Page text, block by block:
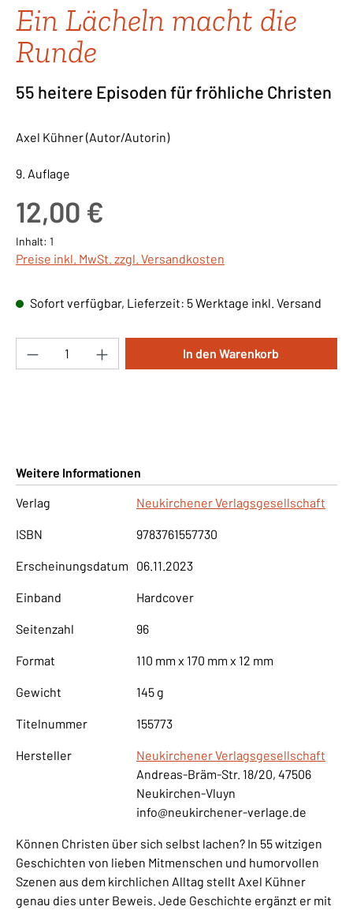
Ein Lächeln macht die
Runde
55 heitere Episoden für fröhliche Christen
Axel Kühner (Autor/Autorin)
9. Auflage
12,00 €
Inhalt: 1
Preise inkl. MwSt. zzgl. Versandkosten
Sofort verfügbar, Lieferzeit: 5 Werktage inkl. Versand
Produkt Anzahl: Gib den gewünschten
In den Warenkorb
Weitere Informationen
Verlag
Neukirchener Verlagsgesellschaft
ISBN 9783761557730
Erscheinungsdatum 06.11.2023
Einband Hardcover
Seitenzahl 96
Format 110 mm x 170 mm x 12 mm
Gewicht 145 g
Titelnummer 155773
Hersteller
Neukirchener Verlagsgesellschaft
Andreas-Bräm-Str. 18/20, 47506
Neukirchen-Vluyn
info@neukirchener-verlage.de
Können Christen über sich selbst lachen? In 55 witzigen
Geschichten von lieben Mitmenschen und humorvollen
Szenen aus dem kirchlichen Alltag stellt Axel Kühner
genau dies unter Beweis. Jede Geschichte ergänzt er mit